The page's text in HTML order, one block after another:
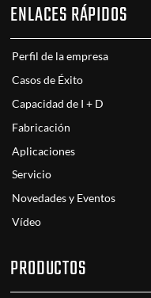
ENLACES RÁPIDOS
Perfil de la empresa
Casos de Éxito
Capacidad de I + D
Fabricación
Aplicaciones
Servicio
Novedades y Eventos
Vídeo
PRODUCTOS